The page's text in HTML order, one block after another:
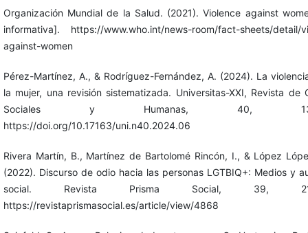
Organización Mundial de la Salud. (2021). Violence against
informativa]. https://www.who.int/news-room/fact-sheets/detail/
against-women
Pérez-Martínez, A., & Rodríguez-Fernández, A. (2024). La
la mujer, una revisión sistematizada. Universitas-XXI, Revista de
Sociales y Humanas, 40, 139-
https://doi.org/10.17163/uni.n40.2024.06
Rivera Martín, B., Martínez de Bartolomé Rincón, I., & López
(2022). Discurso de odio hacia las personas LGTBIQ+: Medios y
social. Revista Prisma Social, 39,
https://revistaprismasocial.es/article/view/4868